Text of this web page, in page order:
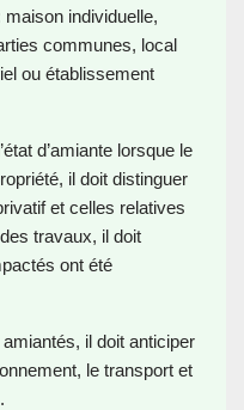
individuelle,
communes, local
ou établissement
d’amiante lorsque le
il doit distinguer
et celles relatives
travaux, il doit
ont été
il doit anticiper
le transport et